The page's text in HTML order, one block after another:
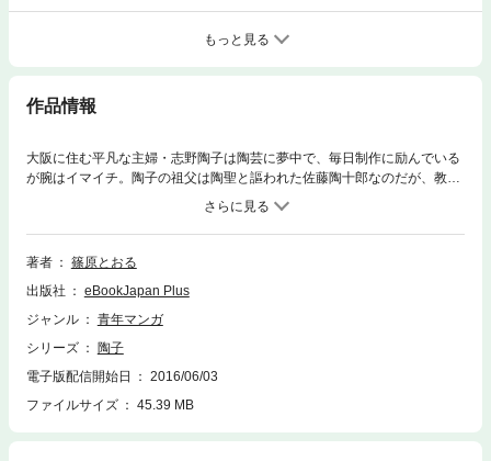
もっと見る
作品情報
大阪に住む平凡な主婦・志野陶子は陶芸に夢中で、毎日制作に励んでいる
が腕はイマイチ。陶子の祖父は陶聖と謳われた佐藤陶十郎なのだが、教え
を受ける前に亡くなってしまい、陶子は独力で陶芸を学ぶことに。いつか
個展を開くことを目指し、孤軍奮闘する彼女のハートフルな成長物語!!祖
父の形見の登窯が売られることに!?それを阻止するには陶子の作品が民芸
展で入賞しなければならないのだが…。陶子の陶芸への道、感動の完結！
著者
篠原とおる
出版社
eBookJapan Plus
ジャンル
青年マンガ
シリーズ
陶子
電子版配信開始日
2016/06/03
ファイルサイズ
45.39 MB